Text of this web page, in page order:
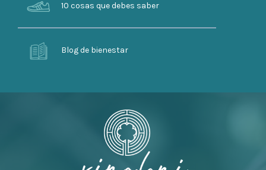
10 cosas que debes saber
Blog de bienestar